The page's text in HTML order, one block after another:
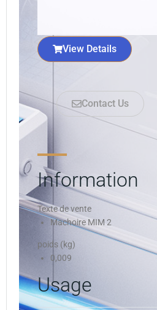
View Details
Contact Us
Information
Texte de vente
Machoire MIM 2
poids (kg)
0,009
Usage